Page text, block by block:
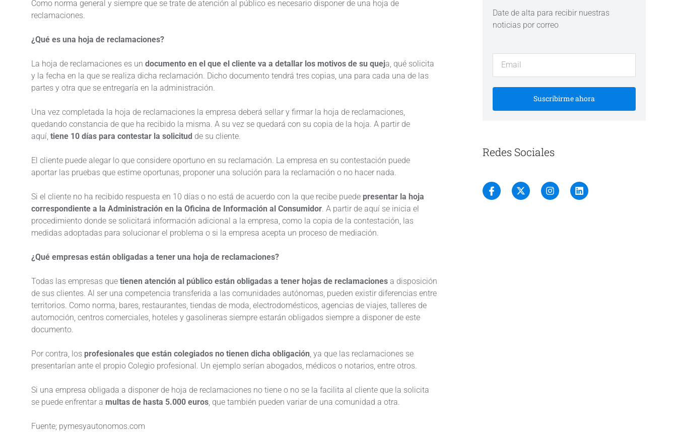
Como norma general y siempre que se trate de atención al público es necesario disponer de una hoja de
reclamaciones.
¿Qué es una hoja de reclamaciones?
La hoja de reclamaciones es un documento en el que el cliente va a detallar los motivos de su queja, qué solicita
y la fecha en la que se realiza dicha reclamación. Dicho documento tendrá tres copias, una para cada una de las
partes y otra que se entregaría en la administración.
Una vez completada la hoja de reclamaciones la empresa deberá sellar y firmar la hoja de reclamaciones,
quedando constancia de que ha recibido la misma. A su vez se quedará con su copia de la hoja. A partir de
aquí, tiene 10 días para contestar la solicitud de su cliente.
El cliente puede alegar lo que considere oportuno en su reclamación. La empresa en su contestación puede
aportar las pruebas que estime oportunas, proponer una solución para la reclamación o no hacer nada.
Si el cliente no ha recibido respuesta en 10 días o no está de acuerdo con la que recibe puede presentar la hoja
correspondiente a la Administración en la Oficina de Información al Consumidor. A partir de aquí se inicia el
procedimiento donde se solicitará información adicional a la empresa, como la copia de la contestación, las
medidas adoptadas para solucionar el problema o si la empresa acepta un proceso de mediación.
¿Qué empresas están obligadas a tener una hoja de reclamaciones?
Todas las empresas que tienen atención al público están obligadas a tener hojas de reclamaciones a disposición
de sus clientes. Al ser una competencia transferida a las comunidades autónomas, pueden existir diferencias entre
territorios. Como norma, bares, restaurantes, tiendas de moda, electrodomésticos, agencias de viajes, talleres de
automoción, centros comerciales, hoteles y gasolineras siempre estarán obligados siempre a disponer de este
documento.
Por contra, los profesionales que están colegiados no tienen dicha obligación, ya que las reclamaciones se
presentarían ante el propio Colegio profesional. Un ejemplo serían abogados, médicos o notarios, entre otros.
Si una empresa obligada a disponer de hoja de reclamaciones no tiene o no se la facilita al cliente que la solicita
se puede enfrentar a multas de hasta 5.000 euros, que también pueden variar de una comunidad a otra.
Fuente; pymesyautonomos.com
Date de alta para recibir nuestras
noticias por correo
Suscribirme ahora
Redes Sociales